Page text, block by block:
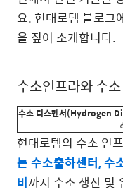
요. 현대로템 블로그
을 짚어 소개합니다.
수소인프라와 수
수소 디스펜서(Hydrogen
현대로템의 수소 인
는 수소출하센터, 수
비까지 수소 생산 및